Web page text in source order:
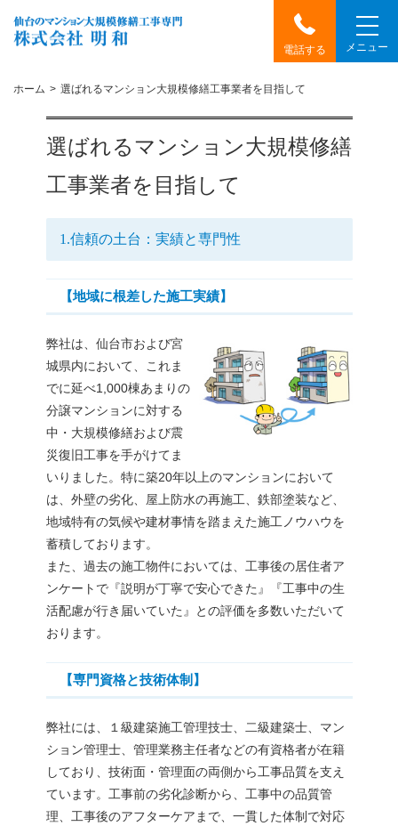
電話する メニュー
ホーム 選ばれるマンション大規模修繕工事業者を目指して
選ばれるマンション大規模修繕
工事業者を目指して
1.信頼の土台：実績と専門性
【地域に根差した施工実績】
弊社は、仙台市および宮
城県内において、これま
でに延べ1,000棟あまりの
分譲マンションに対する
中・大規模修繕および震
災復旧工事を手がけてま
いりました。特に築20年以上のマンションにおいて
は、外壁の劣化、屋上防水の再施工、鉄部塗装など、
地域特有の気候や建材事情を踏まえた施工ノウハウを
蓄積しております。
また、過去の施工物件においては、工事後の居住者ア
ンケートで『説明が丁寧で安心できた』『工事中の生
活配慮が行き届いていた』との評価を多数いただいて
おります。
【専門資格と技術体制】
弊社には、１級建築施工管理技士、二級建築士、マン
ション管理士、管理業務主任者などの有資格者が在籍
しており、技術面・管理面の両側から工事品質を支え
ています。工事前の劣化診断から、工事中の品質管
理、工事後のアフターケアまで、一貫した体制で対応